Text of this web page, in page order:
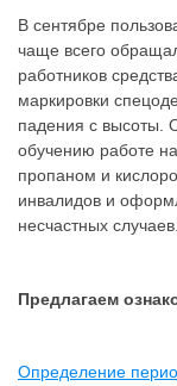
В сентябре
чаще всего
работников
маркировки
падения с высоты.
обучению работе
пропаном и
инвалидов и
несчастных случаев.
Предлагаем
Определение